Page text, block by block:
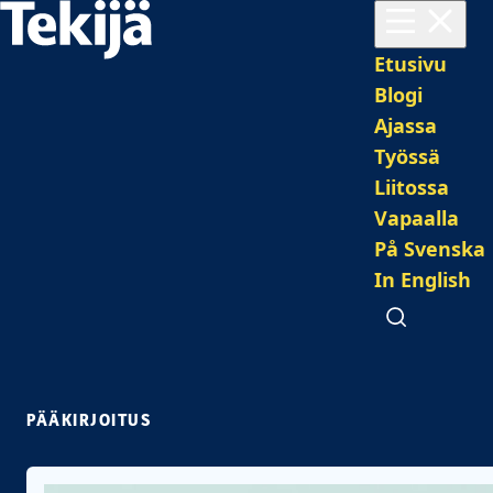
Etusivu
Blogi
Ajassa
Työssä
Liitossa
Vapaalla
På Svenska
In English
Avaa haku
PÄÄKIRJOITUS